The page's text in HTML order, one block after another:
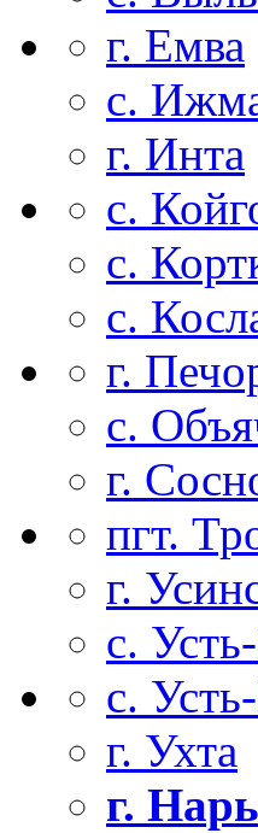
г. Емва
с.
г. Инта
с.
с.
с.
г.
с.
г.
пгт.
г.
с.
с.
г. Ухта
г.